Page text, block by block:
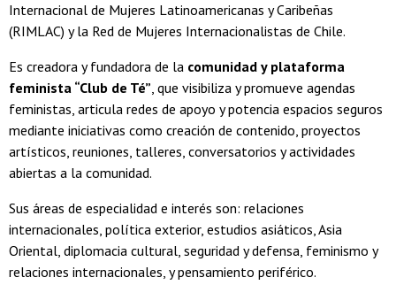
Internacional de Mujeres Latinoamericanas y Caribeñas
(RIMLAC) y la Red de Mujeres Internacionalistas de Chile.
Es creadora y fundadora de la comunidad y plataforma
feminista “Club de Té”, que visibiliza y promueve agendas
feministas, articula redes de apoyo y potencia espacios seguros
mediante iniciativas como creación de contenido, proyectos
artísticos, reuniones, talleres, conversatorios y actividades
abiertas a la comunidad.
Sus áreas de especialidad e interés son: relaciones
internacionales, política exterior, estudios asiáticos, Asia
Oriental, diplomacia cultural, seguridad y defensa, feminismo y
relaciones internacionales, y pensamiento periférico.